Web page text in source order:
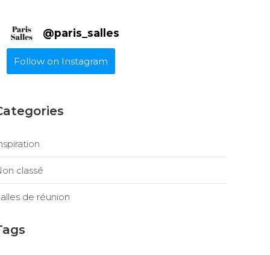
@paris_salles
Follow on Instagram
classé
de réunion